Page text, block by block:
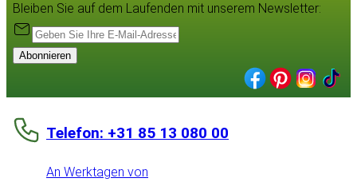
Bleiben Sie auf dem Laufenden mit unserem Newsletter:
Abonnieren
Telefon: +31 85 13 080 00
An Werktagen von